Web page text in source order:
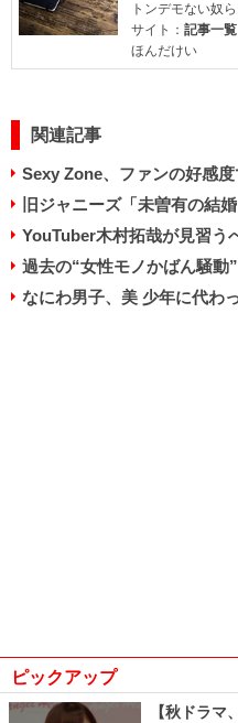
トンデモない奴ら
サイト： 記事一覧
ほんだけい
関連記事
Sexy Zone、ファンの好感
旧ジャニーズ「未曽有の結婚
YouTuber木村拓哉が見習う
過去の“女性モノかばん騒動
なにわ男子、美 少年に代わ
ピックアップ
【秋ドラ